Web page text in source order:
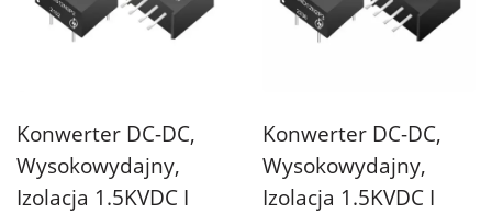
Konwerter DC-DC,
Wysokowydajny,
Izolacja 1.5KVDC I
Konwerter DC-DC,
Wysokowydajny,
Izolacja 1.5KVDC I